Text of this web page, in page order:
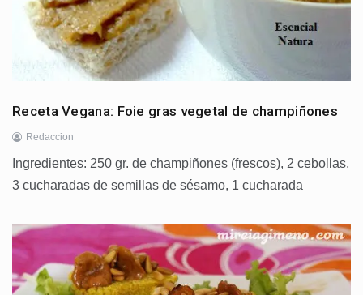
Receta Vegana: Foie gras vegetal de champiñones
Redaccion
Ingredientes: 250 gr. de champiñones (frescos), 2 cebollas,
3 cucharadas de semillas de sésamo, 1 cucharada